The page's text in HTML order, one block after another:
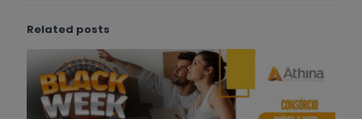
Related posts